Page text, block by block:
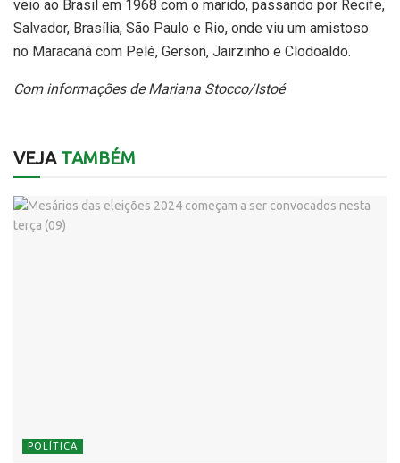
veio ao Brasil em 1968 com o marido, passando por Recife,
Salvador, Brasília, São Paulo e Rio, onde viu um amistoso
no Maracanã com Pelé, Gerson, Jairzinho e Clodoaldo.
Com informações de Mariana Stocco/Istoé
VEJATAMBÉM
POLÍTICA